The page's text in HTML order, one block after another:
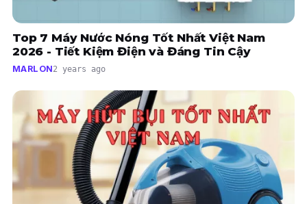
Top 7 Máy Nước Nóng Tốt Nhất Việt Nam
2026 - Tiết Kiệm Điện và Đáng Tin Cậy
MARLON2 years ago